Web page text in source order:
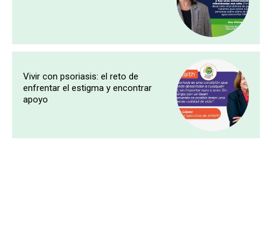
Vivir con psoriasis: el reto de
enfrentar el estigma y encontrar
apoyo